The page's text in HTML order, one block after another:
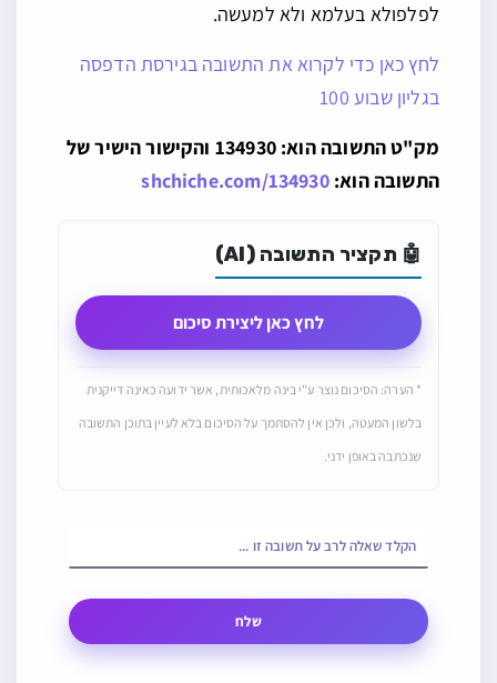
לפלפולא בעלמא ולא למעשה.
לחץ כאן כדי לקרוא את התשובה בגירסת הדפסה
בגליון שבוע 100
מק"ט התשובה הוא: 134930 והקישור הישיר של
התשובה הוא:shchiche.com/134930
🤖 תקציר התשובה (AI)
לחץ כאן ליצירת סיכום
* הערה: הסיכום נוצר ע"י בינה מלאכותית, אשר ידועה כאינה דייקנית
בלשון המעטה, ולכן אין להסתמך על הסיכום בלא לעיין בתוכן התשובה
שנכתבה באופן ידני.
שלח